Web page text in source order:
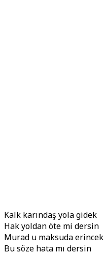
Kalk karındaş yola gidek
Hak yoldan öte mi dersin
Murad u maksuda erincek
Bu söze hata mı dersin